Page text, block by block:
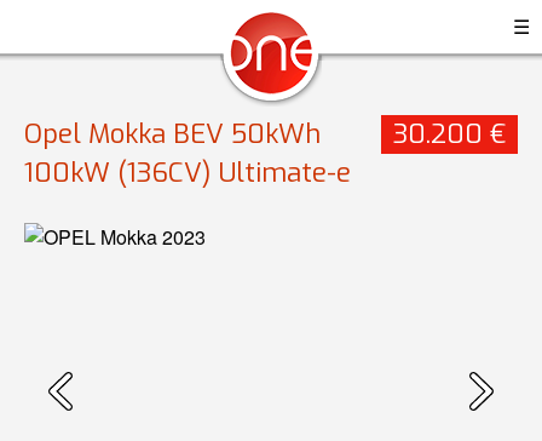
☰
Opel Mokka BEV 50kWh
100kW (136CV) Ultimate-e
30.200 €